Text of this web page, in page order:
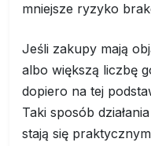
mniejsze ryzyko
Jeśli zakupy mają
albo większą liczbę
dopiero na tej
Taki sposób
stają się